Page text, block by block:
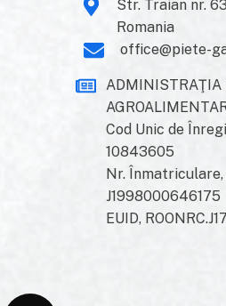
Str. Traian nr.
Romania
office@piete-
ADMINISTRAŢIA
Cod Unic de
10843605
Nr. Înmatriculare,
J1998000646175
EUID,